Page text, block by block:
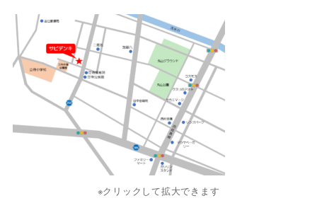
※クリックして拡大できます